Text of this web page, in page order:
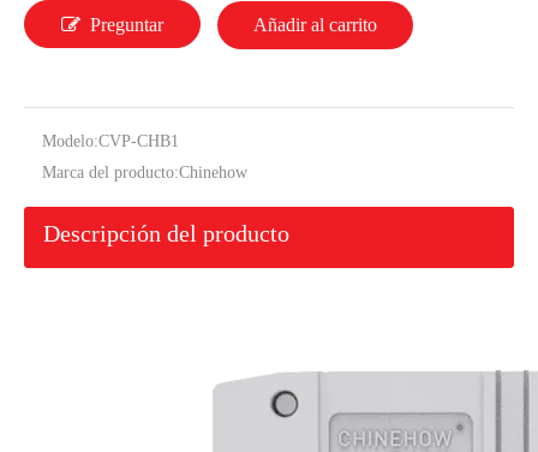
Preguntar Añadir al carrito
Modelo:CVP-CHB1
Marca del producto:Chinehow
Descripción del producto